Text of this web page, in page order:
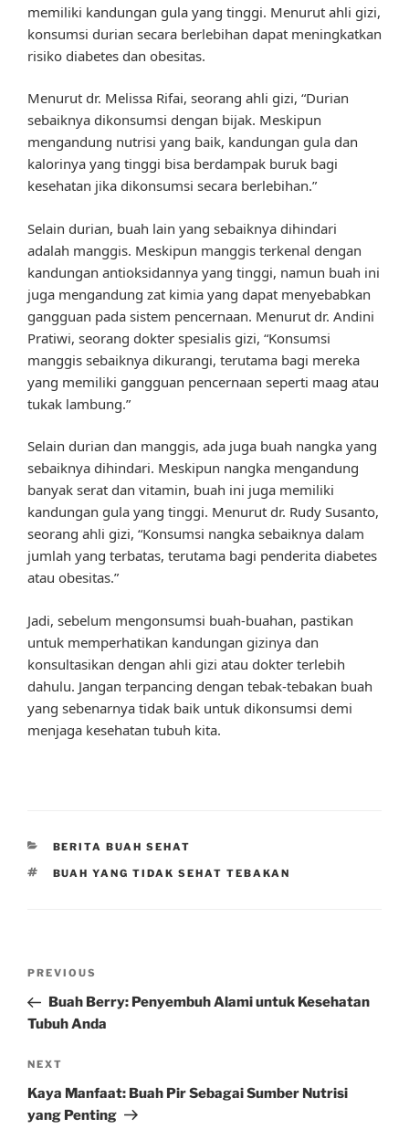
memiliki kandungan gula yang tinggi. Menurut ahli gizi,
konsumsi durian secara berlebihan dapat meningkatkan
risiko diabetes dan obesitas.
Menurut dr. Melissa Rifai, seorang ahli gizi, “Durian
sebaiknya dikonsumsi dengan bijak. Meskipun
mengandung nutrisi yang baik, kandungan gula dan
kalorinya yang tinggi bisa berdampak buruk bagi
kesehatan jika dikonsumsi secara berlebihan.”
Selain durian, buah lain yang sebaiknya dihindari
adalah manggis. Meskipun manggis terkenal dengan
kandungan antioksidannya yang tinggi, namun buah ini
juga mengandung zat kimia yang dapat menyebabkan
gangguan pada sistem pencernaan. Menurut dr. Andini
Pratiwi, seorang dokter spesialis gizi, “Konsumsi
manggis sebaiknya dikurangi, terutama bagi mereka
yang memiliki gangguan pencernaan seperti maag atau
tukak lambung.”
Selain durian dan manggis, ada juga buah nangka yang
sebaiknya dihindari. Meskipun nangka mengandung
banyak serat dan vitamin, buah ini juga memiliki
kandungan gula yang tinggi. Menurut dr. Rudy Susanto,
seorang ahli gizi, “Konsumsi nangka sebaiknya dalam
jumlah yang terbatas, terutama bagi penderita diabetes
atau obesitas.”
Jadi, sebelum mengonsumsi buah-buahan, pastikan
untuk memperhatikan kandungan gizinya dan
konsultasikan dengan ahli gizi atau dokter terlebih
dahulu. Jangan terpancing dengan tebak-tebakan buah
yang sebenarnya tidak baik untuk dikonsumsi demi
menjaga kesehatan tubuh kita.
CATEGORIES
BERITA BUAH SEHAT
TAGS
BUAH YANG TIDAK SEHAT TEBAKAN
Previous
Post
PREVIOUS
Buah Berry: Penyembuh Alami untuk Kesehatan
Tubuh Anda
Next
Post
NEXT
Kaya Manfaat: Buah Pir Sebagai Sumber Nutrisi
yang Penting